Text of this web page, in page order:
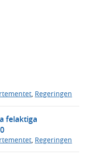
, Regeringen
felaktiga
, Regeringen